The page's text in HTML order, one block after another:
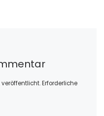
Erforderliche